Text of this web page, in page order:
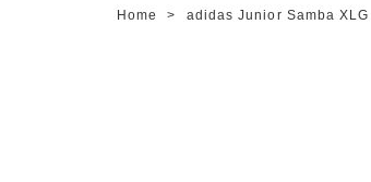
Home > adidas Junior Samba